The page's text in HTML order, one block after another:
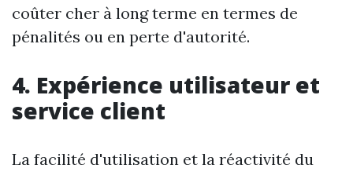
coûter cher à long terme en termes de
pénalités ou en perte d'autorité.
4. Expérience utilisateur et
service client
La facilité d'utilisation et la réactivité du